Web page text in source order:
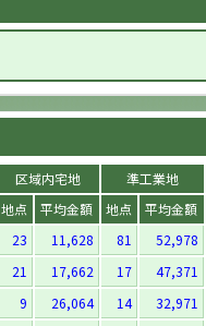
区域内宅地 準工業地
地点 平均金額 地点 平均金額
23 11,628 81 52,978
21 17,662 17 47,371
9 26,064 14 32,971